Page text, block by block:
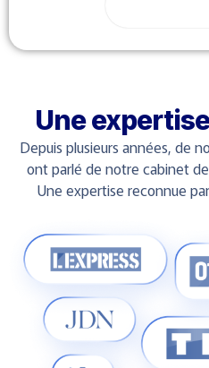
Une
Depuis plusieurs années, de
ont parlé de notre cabinet
Une expertise reconnue